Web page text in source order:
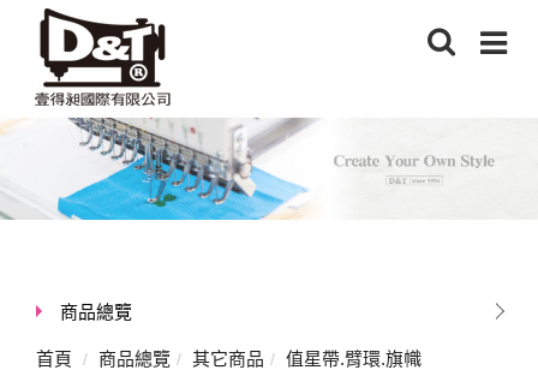
商品總覽
首頁 商品總覽 其它商品 值星帶.臂環.旗幟